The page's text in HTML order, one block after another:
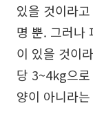
있을 것이라
명 뿐. 그러나
이 있을 것이
당 3~4kg으
양이 아니라